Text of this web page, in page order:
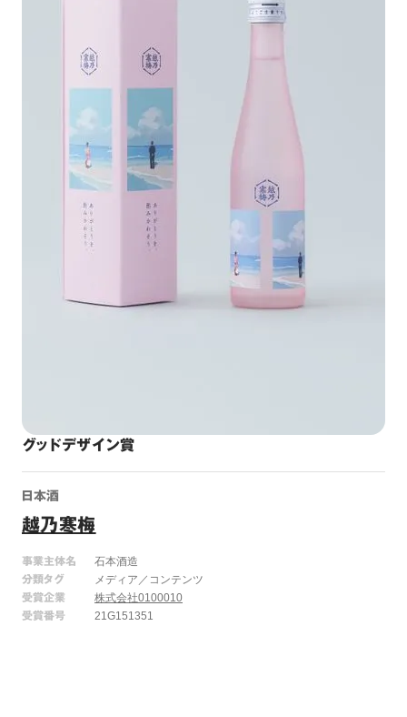
グッドデザイン賞
日本酒
越乃寒梅
事業主体名
石本酒造
分類タグ
メディア／コンテンツ
受賞企業
株式会社0100010
受賞番号
21G151351